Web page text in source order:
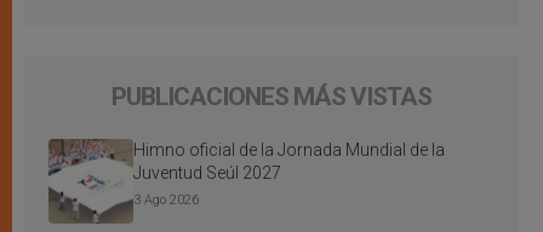
PUBLICACIONES MÁS VISTAS
Himno oficial de la Jornada Mundial de la
Juventud Seúl 2027
3 Ago 2026